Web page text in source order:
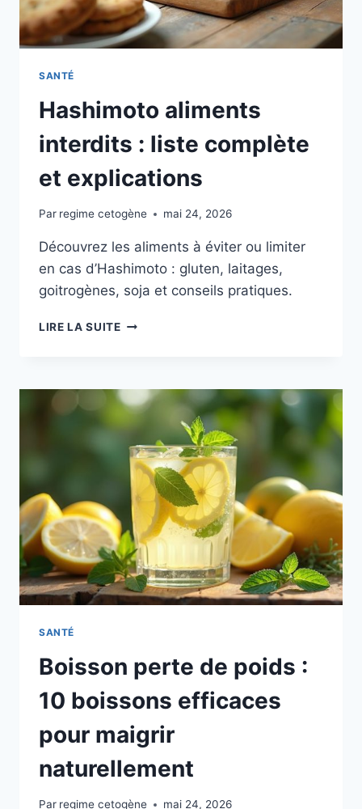
SANTÉ
Hashimoto aliments
interdits : liste complète
et explications
Par regime cetogène mai 24, 2026
Découvrez les aliments à éviter ou limiter
en cas d’Hashimoto : gluten, laitages,
goitrogènes, soja et conseils pratiques.
LIRE LA SUITEHASHIMOTO
LISTE
COMPLÈTE
ET
EXPLICATIONS
SANTÉ
Boisson perte de poids :
10 boissons efficaces
pour maigrir
naturellement
Par regime cetogène mai 24, 2026